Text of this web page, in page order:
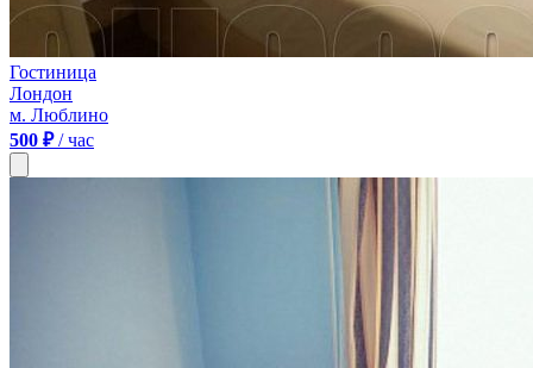
Гостиница
Лондон
м. Люблино
500 ₽/ час